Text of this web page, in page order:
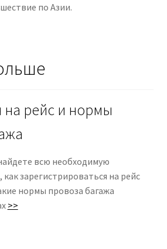
по Азии.
на рейс и нормы
всю необходимую
зарегистрироваться на рейс
нормы провоза багажа
>>